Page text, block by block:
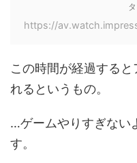
https://
この時間が経過する
れるというもの。
…ゲームやりすぎない
す。